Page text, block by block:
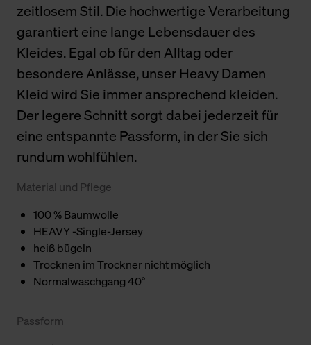
zeitlosem Stil. Die hochwertige Verarbeitung
garantiert eine lange Lebensdauer des
Kleides. Egal ob für den Alltag oder
besondere Anlässe, unser Heavy Damen
Kleid wird Sie immer ansprechend kleiden.
Der legere Schnitt sorgt dabei jederzeit für
eine entspannte Passform, in der Sie sich
rundum wohlfühlen.
Material und Pflege
100 % Baumwolle
HEAVY -Single-Jersey
heiß bügeln
Trocknen im Trockner nicht möglich
Normalwaschgang 40°
Passform